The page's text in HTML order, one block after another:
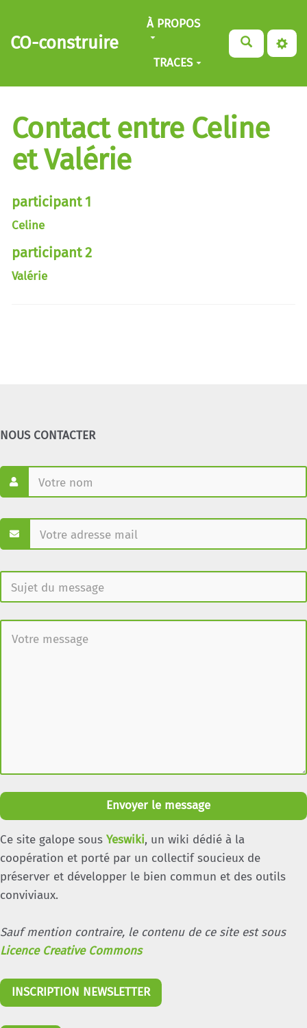
Aller au contenu principal
CO-construire
À PROPOS
TRACES
Contact entre Celine
et Valérie
participant 1
Celine
participant 2
Valérie
NOUS CONTACTER
Envoyer le message
Ce site galope sous Yeswiki, un wiki dédié à la
coopération et porté par un collectif soucieux de
préserver et développer le bien commun et des outils
conviviaux.
Sauf mention contraire, le contenu de ce site est sous
Licence Creative Commons
INSCRIPTION NEWSLETTER